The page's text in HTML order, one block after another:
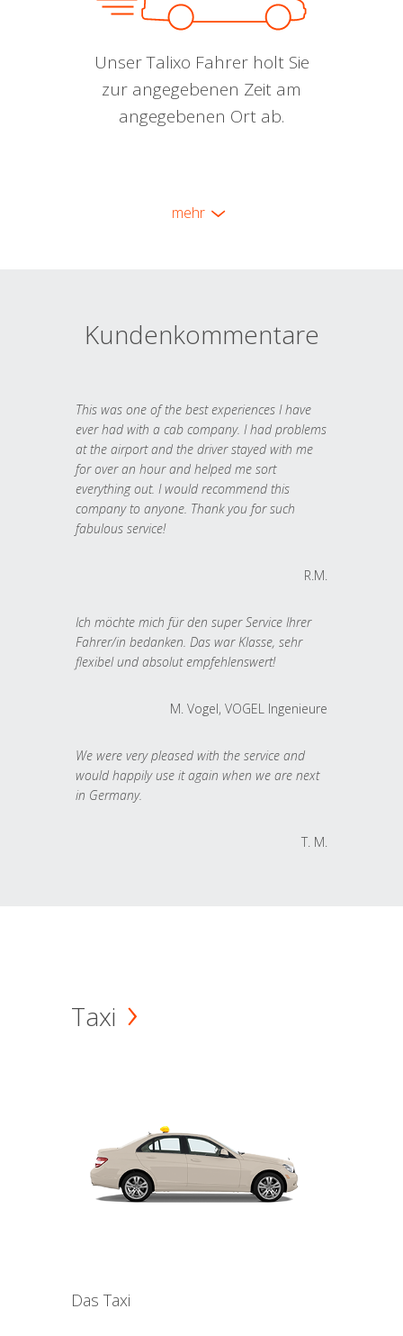
Unser Talixo Fahrer holt Sie
zur angegebenen Zeit am
angegebenen Ort ab.
mehr
Kundenkommentare
This was one of the best experiences I have
ever had with a cab company. I had problems
at the airport and the driver stayed with me
for over an hour and helped me sort
everything out. I would recommend this
company to anyone. Thank you for such
fabulous service!
R.M.
Ich möchte mich für den super Service Ihrer
Fahrer/in bedanken. Das war Klasse, sehr
flexibel und absolut empfehlenswert!
M. Vogel, VOGEL Ingenieure
We were very pleased with the service and
would happily use it again when we are next
in Germany.
T. M.
Taxi
Das Taxi